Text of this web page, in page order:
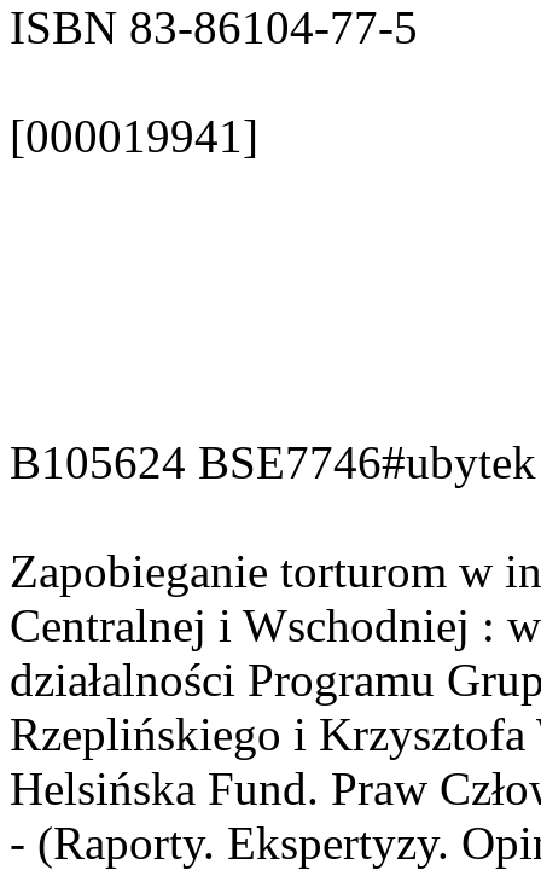
ISBN 83-86104-77-5
[000019941]
B105624 BSE7746#ubytek
Zapobieganie torturom w
Centralnej i Wschodniej :
działalności Programu
Rzeplińskiego i Krzysztofa
Helsińska Fund. Praw
- (Raporty. Ekspertyzy.